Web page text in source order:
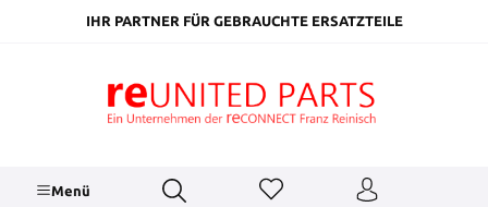
springenIHR PARTNER FÜR GEBRAUCHTE ERSATZTEILE
Menü